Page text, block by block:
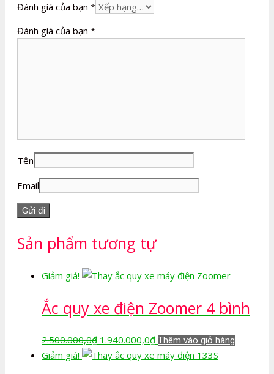
Đánh giá của bạn *
Đánh giá của bạn *
Tên
Email
Sản phẩm tương tự
Giảm giá!
Ắc quy xe điện Zoomer 4 bình
2.500.000,0₫ Giá
gốc
1.940.000,0₫Giá
hiện
Thêm vào giỏ hàng
Giảm giá!